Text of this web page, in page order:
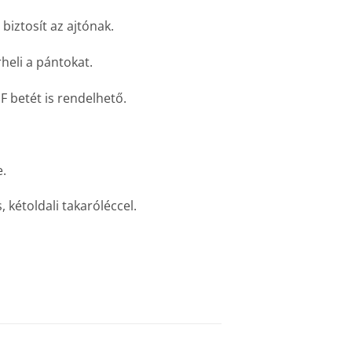
az ajtónak.
a pántokat.
betét is rendelhető.
kétoldali takaróléccel.